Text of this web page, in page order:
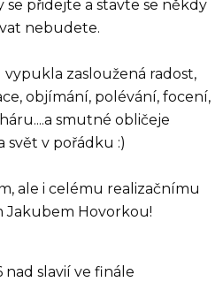
se přidejte a stavte se někdy
nebudete.
zasloužená radost,
objímání, polévání, focení,
smutné obličeje
svět v pořádku :)
ale i celému realizačnímu
Jakubem Hovorkou!
nad slavií ve finále